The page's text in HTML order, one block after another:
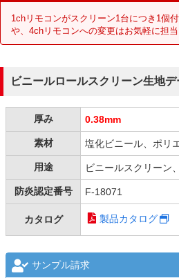
1chリモコンがスクリーン1台につき1個
や、4chリモコンへの変更はお気軽に担
ビニールロールスクリーン生地デ
厚み 0.38mm
素材 塩化ビニール、ポリ
用途 ビニールスクリーン
防炎認定番号 F-18071
カタログ 製品カタログ
サンプル請求